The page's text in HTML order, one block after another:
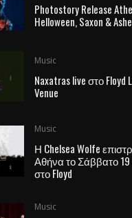
Photostory Release
Helloween, Saxon &
Music
Naxatras live στο Floyd
Venue
Music
Η Chelsea Wolfe
Αθήνα το Σάββατο
στο Floyd
Music